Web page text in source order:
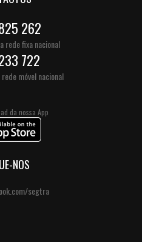
262
rede fixa nacional
722
móvel nacional
da nossa App
NOS
segtra